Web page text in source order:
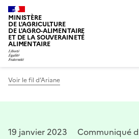
MINISTÈRE
DE L'AGRICULTURE
DE L'AGRO-ALIMENTAIRE
ET DE LA SOUVERAINETÉ
ALIMENTAIRE
Voir le fil d’Ariane
19 janvier 2023 Communiqué